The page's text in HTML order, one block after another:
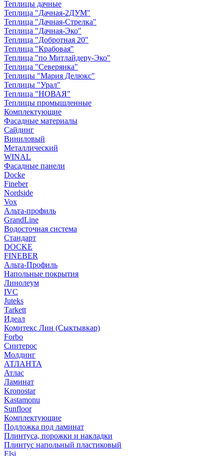
Теплицы дачные
Теплица "Дачная-2ДУМ"
Теплица "Дачная-Стрелка"
Теплица "Дачная-Эко"
Теплица "Добротная 20"
Теплица "Крабовая"
Теплица "по Митлайдеру-Эко"
Теплица "Северянка"
Теплицы "Мария Делюкс"
Теплицы "Урал"
Теплица "НОВАЯ"
Теплицы промышленные
Комплектующие
Фасадные материалы
Сайдинг
Виниловый
Металлический
WINAL
Фасадные панели
Docke
Fineber
Nordside
Vox
Альта-профиль
GrandLine
Водосточная система
Стандарт
DOCKE
FINEBER
Альта-Профиль
Напольные покрытия
Линолеум
IVC
Juteks
Tarkett
Идеал
Комитекс Лин (Сыктывкар)
Forbo
Синтерос
Молдинг
АТЛАНТА
Атлас
Ламинат
Kronostar
Kastamonu
Sunfloor
Комплектующие
Подложка под ламинат
Плинтуса, порожки и накладки
Плинтус напольный пластиковый
Elsi